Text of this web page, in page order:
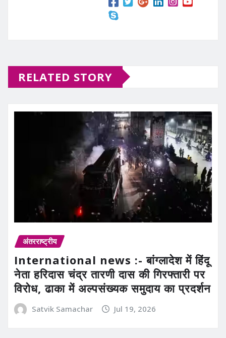
RELATED STORY
अंतरराष्ट्रीय
International news :- बांग्लादेश में हिंदू
नेता हरिदास चंद्र तारणी दास की गिरफ्तारी पर
विरोध, ढाका में अल्पसंख्यक समुदाय का प्रदर्शन
Satvik Samachar Jul 19, 2026